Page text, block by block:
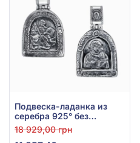
Подвеска-ладанка из
серебра 925° без
вставки, арт. Ладанка 1
18 929,00 грн